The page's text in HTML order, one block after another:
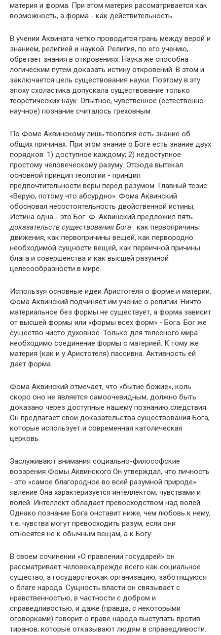
материя и форма. При этом материя рассматривается как
возможность, а форма - как действительность.
В учении Аквината четко проводится грань между верой и
знанием, религией и наукой. Религия, по его учению,
обретает знания в откровениях. Наука же способна
логическим путем доказать истину откровений. В этом и
заключается цель существования науки. Поэтому в эту
эпоху схоластика допускала существование только
теоретических наук. Опытное, чувственное (естественно-
научное) познание считалось греховным.
По Фоме Аквинскому лишь теология есть знание об
общих причинах. При этом знание о Боге есть знание двух
порядков: 1) доступное каждому; 2) недоступное
простому человеческому разуму. Отсюда вытекал
основной принцип теологии - принцип
предпочтительности веры перед разумом. Главный тезис:
«Верую, потому что абсурдно». Фома Аквинский
обосновал несостоятельность двойственной истины,
Истина одна - это Бог. Ф. Аквинский предложил пять
доказательств существования Бога : как первопричины
движения, как первопричины вещей, как первородно
необходимой сущности вещей, как первичной причины
блага и совершенства и как высшей разумной
целесообразности в мире.
Используя основные идеи Аристотеля о форме и материи,
Фома Аквинский подчиняет им учение о религии. Ничто
материальное без формы не существует, а форма зависит
от высшей формы или «формы всех форм» - Бога. Бог же
существо чисто духовное. Только для телесного мира
необходимо соединение формы с материей. К тому же
материя (как и у Аристотеля) пассивна. Активность ей
дает форма.
Фома Аквинский отмечает, что «бытие божие», коль
скоро оно не является самоочевидным, должно быть
доказано через доступные нашему познанию следствия.
Он предлагает свои доказательства существования Бога,
которые использует и современная католическая
церковь.
Заслуживают внимания социально-философские
воззрения Фомы Аквинского.Он утверждал, что личность
- это «самое благородное во всей разумной природе»
явление Она характеризуется интеллектом, чувствами и
волей. Интеллект обладает превосходством над волей.
Однако познание Бога онставит ниже, чем любовь к нему,
т.е. чувства могут превосходить разум, если они
относятся не к обычным вещам, а к Богу.
В своем сочинении «О правлении государей» он
рассматривает человека,прежде всего как социальное
существо, а государствокак организацию, заботящуюся
о благе народа. Сущность власти он связывает с
нравственностью, в частности с добром и
справедливостью, и даже (правда, с некоторыми
оговорками) говорит о праве народа выступать против
тиранов, которые отказывают людям в справедливости.